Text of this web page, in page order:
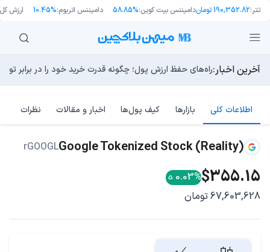
تتر:190,352.82 تومان دامیننس بیت کوین:58.85% دامیننس اتریوم:10.45% ارزش کل
آخرین اخبار:راه‌های حفظ ارزش پول؛ چگونه قدرت خرید خود را در برابر
طرح جدید EIP-8363: آیا کاهش پاداش استیکینگ به ضرر اتریوم تمام می‌شود؟
چرا هوش مصنوعی اکنون در کوتاه‌مدت تهدیدی فوری‌تر از
مایکل ترپین: متاسفم، بیت‌کوین به سمت ۴۳,۵۰۰ دلار در حال سقوط است
توسعه‌دهندگان بیت‌کوین ۸۵ باگ بحرانی را در یک وضعیت «فوق‌العاده بد» شناسایی کردند
اطلاعات کلی بازارها کیف پول‌ها اخبار و مقالات نظرات
Google Tokenized Stock (Reality)
rGOOGL
$355.15
0.03%
67,603,628 تومان